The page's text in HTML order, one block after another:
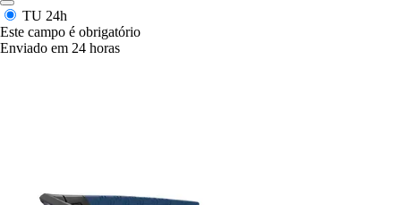
TU 24h
Este campo é obrigatório
Enviado em 24 horas